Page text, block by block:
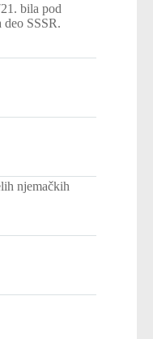
bila pod
deo SSSR.
njemačkih